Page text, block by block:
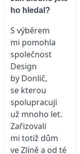
ho hledal?
S výběrem
mi pomohla
společnost
Design
by Donlič,
se kterou
spolupracuji
už mnoho let.
Zařizovali
mi totiž dům
ve Zlíně a od té